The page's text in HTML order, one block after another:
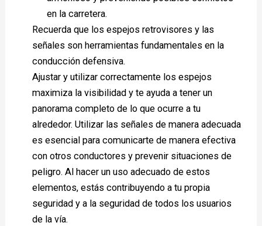
en la carretera.
Recuerda que los espejos retrovisores y las
señales son herramientas fundamentales en la
conducción defensiva.
Ajustar y utilizar correctamente los espejos
maximiza la visibilidad y te ayuda a tener un
panorama completo de lo que ocurre a tu
alrededor. Utilizar las señales de manera adecuada
es esencial para comunicarte de manera efectiva
con otros conductores y prevenir situaciones de
peligro. Al hacer un uso adecuado de estos
elementos, estás contribuyendo a tu propia
seguridad y a la seguridad de todos los usuarios
de la vía.